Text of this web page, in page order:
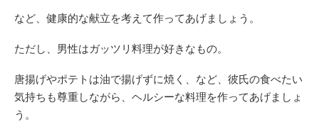
など、健康的な献立を考えて作ってあげましょう。
ただし、男性はガッツリ料理が好きなもの。
唐揚げやポテトは油で揚げずに焼く、など、彼氏の食べたい
気持ちも尊重しながら、ヘルシーな料理を作ってあげましょ
う。